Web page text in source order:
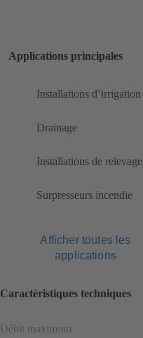
Applications principales
Installations d’irrigation
Drainage
Installations de relevage
Surpresseurs incendie
Afficher toutes les
applications
Caractéristiques techniques
Débit maximum